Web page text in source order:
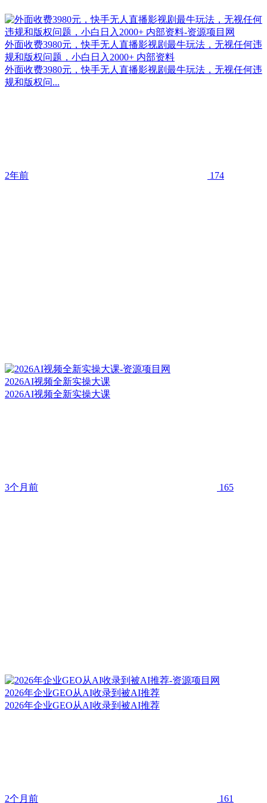
外面收费3980元，快手无人直播影视剧最牛玩法，无视任何违
规和版权问题，小白日入2000+ 内部资料
外面收费3980元，快手无人直播影视剧最牛玩法，无视任何违
规和版权问...
2年前 174
2026AI视频全新实操大课
2026AI视频全新实操大课
3个月前 165
2026年企业GEO从AI收录到被AI推荐
2026年企业GEO从AI收录到被AI推荐
2个月前 161